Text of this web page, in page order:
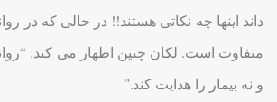
داند اینها چه نکاتی هستند!! در حالی که در
متفاوت است. لکان چنین اظهار می کند:
و نه بیمار را هدایت کند.”